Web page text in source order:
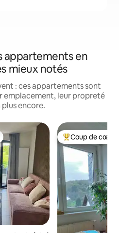
appartements en
mieux notés
: ces appartements sont
emplacement, leur propreté
encore.
Coups de cœur
Coup de cœur